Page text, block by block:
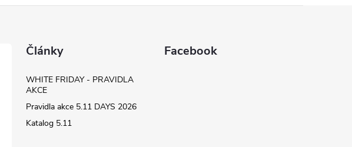
Články
WHITE FRIDAY - PRAVIDLA
AKCE
Pravidla akce 5.11 DAYS 2026
Katalog 5.11
Facebook